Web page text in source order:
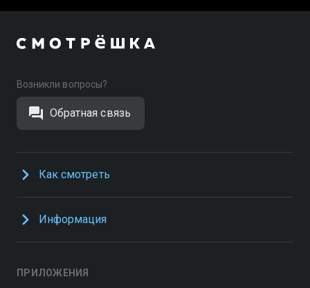
Возникли вопросы?
Обратная связь
Как смотреть
Информация
ПРИЛОЖЕНИЯ